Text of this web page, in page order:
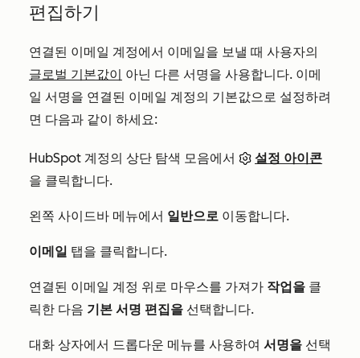
편집하기
연결된 이메일 계정에서 이메일을 보낼 때 사용자의
글로벌 기본값이 아닌 다른 서명을 사용합니다. 이메
일 서명을 연결된 이메일 계정의 기본값으로 설정하려
면 다음과 같이 하세요:
HubSpot 계정의 상단 탐색 모음에서
설정 아이콘
을 클릭합니다.
왼쪽 사이드바 메뉴에서 일반으로 이동합니다.
이메일 탭을 클릭합니다.
연결된 이메일 계정 위로 마우스를 가져가 작업을 클
릭한 다음 기본 서명 편집을 선택합니다.
대화 상자에서 드롭다운 메뉴를 사용하여 서명을 선택